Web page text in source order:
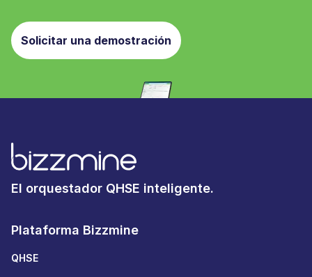
Solicitar una demostración
El orquestador QHSE inteligente.
Plataforma Bizzmine
QHSE